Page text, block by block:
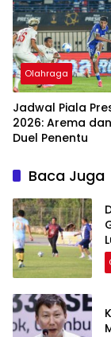
Olahraga
Jadwal Piala
2026: Arema
Duel Penentu
Baca Juga